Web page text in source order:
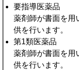
要指導医薬品
薬剤師が書面を用
供を行います。
第1類医薬品
薬剤師が書面を用
供を行います。